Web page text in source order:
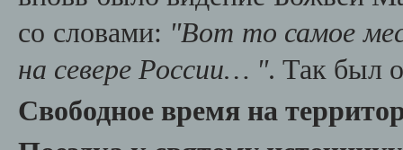
со словами: "Вот то самое
на севере России… ". Так был
Свободное время на